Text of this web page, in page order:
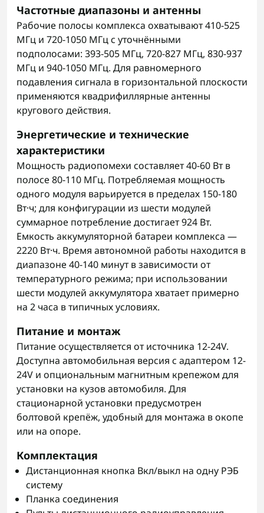
Частотные диапазоны и антенны
Рабочие полосы комплекса охватывают 410-525
МГц и 720-1050 МГц с уточнёнными
подполосами: 393-505 МГц, 720-827 МГц, 830-937
МГц и 940-1050 МГц. Для равномерного
подавления сигнала в горизонтальной плоскости
применяются квадрифиллярные антенны
кругового действия.
Энергетические и технические
характеристики
Мощность радиопомехи составляет 40-60 Вт в
полосе 80-110 МГц. Потребляемая мощность
одного модуля варьируется в пределах 150-180
Вт·ч; для конфигурации из шести модулей
суммарное потребление достигает 924 Вт.
Емкость аккумуляторной батареи комплекса —
2220 Вт·ч. Время автономной работы находится в
диапазоне 40-140 минут в зависимости от
температурного режима; при использовании
шести модулей аккумулятора хватает примерно
на 2 часа в типичных условиях.
Питание и монтаж
Питание осуществляется от источника 12-24V.
Доступна автомобильная версия с адаптером 12-
24V и опциональным магнитным крепежом для
установки на кузов автомобиля. Для
стационарной установки предусмотрен
болтовой крепёж, удобный для монтажа в окопе
или на опоре.
Комплектация
Дистанционная кнопка Вкл/выкл на одну РЭБ
систему
Планка соединения